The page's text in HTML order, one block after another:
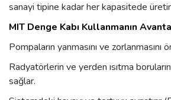
sanayi tipine kadar her kapasitede
MIT Denge Kabı Kullanmanın
Pompaların yanmasını ve zorlanmasını
Radyatörlerin ve yerden ısıtma
sağlar.